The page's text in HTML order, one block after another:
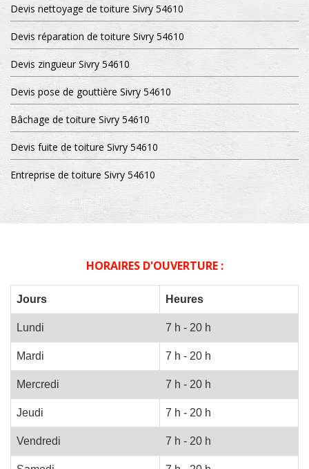
Devis nettoyage de toiture Sivry 54610
Devis réparation de toiture Sivry 54610
Devis zingueur Sivry 54610
Devis pose de gouttière Sivry 54610
Bâchage de toiture Sivry 54610
Devis fuite de toiture Sivry 54610
Entreprise de toiture Sivry 54610
HORAIRES D'OUVERTURE :
Jours Heures
Lundi 7 h - 20 h
Mardi 7 h - 20 h
Mercredi 7 h - 20 h
Jeudi 7 h - 20 h
Vendredi 7 h - 20 h